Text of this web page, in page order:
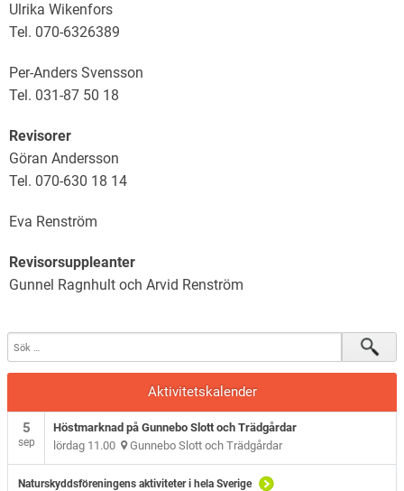
Ulrika Wikenfors
Tel. 070-6326389
Per-Anders Svensson
Tel. 031-87 50 18
Revisorer
Göran Andersson
Tel. 070-630 18 14
Eva Renström
Revisorsuppleanter
Gunnel Ragnhult och Arvid Renström
Aktivitetskalender
5
sep
Höstmarknad på Gunnebo Slott och Trädgårdar
lördag 11.00 Gunnebo Slott och Trädgårdar
Naturskyddsföreningens aktiviteter i hela Sverige